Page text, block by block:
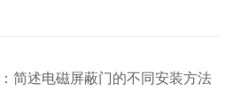
简述电磁屏蔽门的不同安装方法